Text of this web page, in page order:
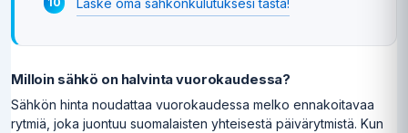
Laske oma sähkönkulutuksesi tästä!
Milloin sähkö on halvinta vuorokaudessa?
Sähkön hinta noudattaa vuorokaudessa melko ennakoitavaa
rytmiä, joka juontuu suomalaisten yhteisestä päivärytmistä. Kun